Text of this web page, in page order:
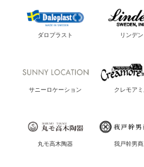
ダロプラスト リンデン
サニーロケーション クレモア
丸モ高木陶器 我戸幹男